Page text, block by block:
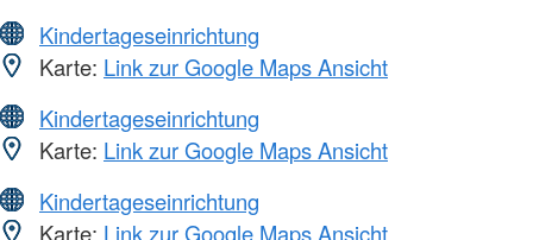
Kindertageseinrichtung
Karte: Link zur Google Maps Ansicht
Kindertageseinrichtung
Karte: Link zur Google Maps Ansicht
Kindertageseinrichtung
Karte: Link zur Google Maps Ansicht